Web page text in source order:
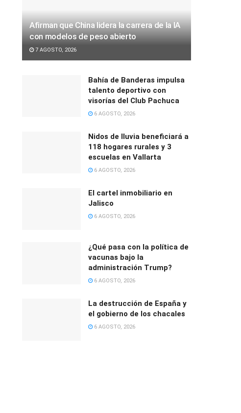
Afirman que China lidera la carrera de la IA
con modelos de peso abierto
7 AGOSTO, 2026
Bahía de Banderas impulsa
talento deportivo con
visorías del Club Pachuca
6 AGOSTO, 2026
Nidos de lluvia beneficiará a
118 hogares rurales y 3
escuelas en Vallarta
6 AGOSTO, 2026
El cartel inmobiliario en
Jalisco
6 AGOSTO, 2026
¿Qué pasa con la política de
vacunas bajo la
administración Trump?
6 AGOSTO, 2026
La destrucción de España y
el gobierno de los chacales
6 AGOSTO, 2026